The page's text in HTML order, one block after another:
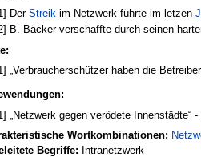
DerStreik im Netzwerk führte im letzen
B. Bäcker verschaffte durch seinen
„Verbraucherschützer haben die
„Netzwerk gegen verödete Innenstädte“
Wortkombinationen:
Begriffe: Intranetzwerk